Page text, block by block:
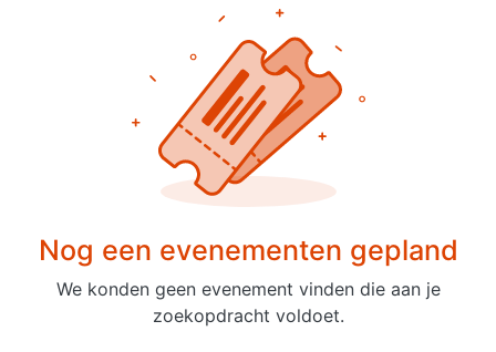
Nog een evenementen gepland
We konden geen evenement vinden die aan je
zoekopdracht voldoet.